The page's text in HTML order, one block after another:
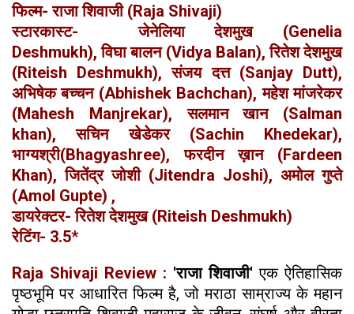
फिल्म- राजा शिवाजी (Raja Shivaji)
स्टारकास्ट- जेनेलिया देशमुख (Genelia
Deshmukh), विघा बालन (Vidya Balan), रितेश देशमुख
(Riteish Deshmukh), संजय दत्त (Sanjay Dutt),
अभिषेक बच्चन (Abhishek Bachchan), महेश मांजरेकर
(Mahesh Manjrekar), सलमान खान (Salman
khan), सचिन खेडेकर (Sachin Khedekar),
भाग्यश्री(Bhagyashree), फरदीन ख़ान (Fardeen
Khan), जितेंद्र जोशी (Jitendra Joshi), अमोल गुप्ते
(Amol Gupte) ,
डायरेक्टर- रितेश देशमुख (Riteish Deshmukh)
रेटिंग- 3.5*
Raja Shivaji Review : 'राजा शिवाजी'एक ऐतिहासिक
पृष्ठभूमि पर आधारित फिल्म है, जो मराठा साम्राज्य के महान